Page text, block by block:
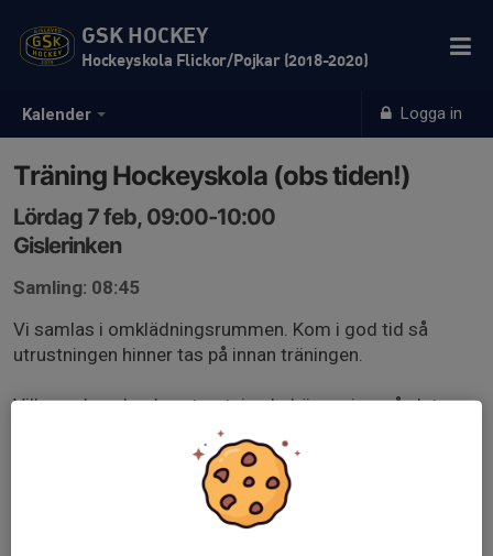
Kalender Logga in
GSK HOCKEY
Hockeyskola Flickor/Pojkar (2018-2020)
Träning Hockeyskola (obs tiden!)
Lördag 7 feb, 09:00-10:00
Gislerinken
Samling: 08:45
Vi samlas i omklädningsrummen. Kom i god tid så
utrustningen hinner tas på innan träningen.
Vill man hyra hockeyutrustning behöver ni va på plats
8.30, men kontakta mig gärna innan så kan vi förbereda.
Första tre gångerna är prova-på.
Har du några frågor, kontakta Sofie 073-5675315